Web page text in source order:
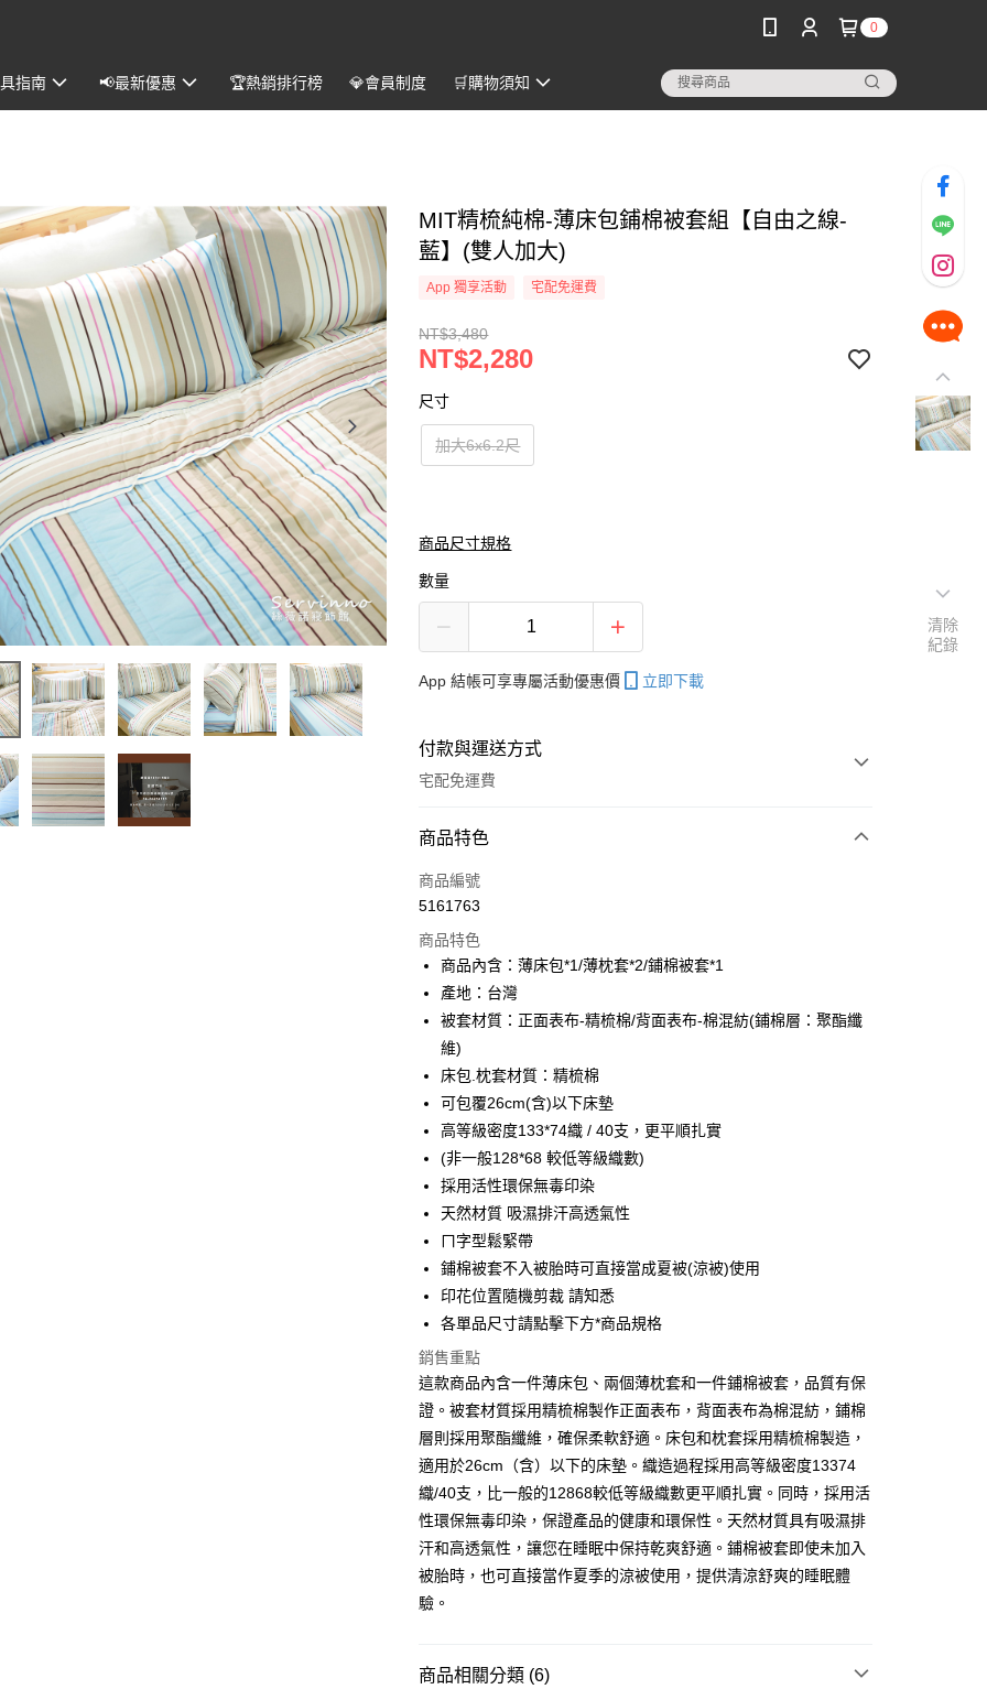
0
指南 📢最新優惠 🏆熱銷排行榜 💎會員制度 🛒購物須知
MIT精梳純棉-薄床包鋪棉被套組【自由之線-
藍】(雙人加大)
App 獨享活動 宅配免運費
NT$3,480
NT$2,280
尺寸
加大6x6.2尺
商品尺寸規格
數量
App 結帳可享專屬活動優惠價 立即下載
付款與運送方式
宅配免運費
付款方式
信用卡一次付款
LINE Pay
Apple Pay
街口支付
悠遊付
全盈+PAY
ATM付款
運送方式
全家取貨付款
每筆NT$60，滿NT$599(含以上)免運費
每筆NT$60
付款後全家取貨
每筆NT$60，滿NT$599(含以上)免運費
7-11取貨付款
每筆NT$60
離島7-11取貨付款
每筆NT$60
商品特色
商品編號
5161763
商品特色
商品內含：薄床包*1/薄枕套*2/鋪棉被套*1
產地：台灣
被套材質：正面表布-精梳棉/背面表布-棉混紡(鋪棉層：聚酯纖
維)
床包.枕套材質：精梳棉
可包覆26cm(含)以下床墊
高等級密度133*74織 / 40支，更平順扎實
(非一般128*68 較低等級織數)
採用活性環保無毒印染
天然材質 吸濕排汗高透氣性
ㄇ字型鬆緊帶
鋪棉被套不入被胎時可直接當成夏被(涼被)使用
印花位置隨機剪裁 請知悉
各單品尺寸請點擊下方*商品規格
銷售重點
這款商品內含一件薄床包、兩個薄枕套和一件鋪棉被套，品質有保
證。被套材質採用精梳棉製作正面表布，背面表布為棉混紡，鋪棉
層則採用聚酯纖維，確保柔軟舒適。床包和枕套採用精梳棉製造，
適用於26cm（含）以下的床墊。織造過程採用高等級密度13374
織/40支，比一般的12868較低等級織數更平順扎實。同時，採用活
性環保無毒印染，保證產品的健康和環保性。天然材質具有吸濕排
汗和高透氣性，讓您在睡眠中保持乾爽舒適。鋪棉被套即使未加入
被胎時，也可直接當作夏季的涼被使用，提供清涼舒爽的睡眠體
驗。
商品相關分類 (6)
清除
紀錄